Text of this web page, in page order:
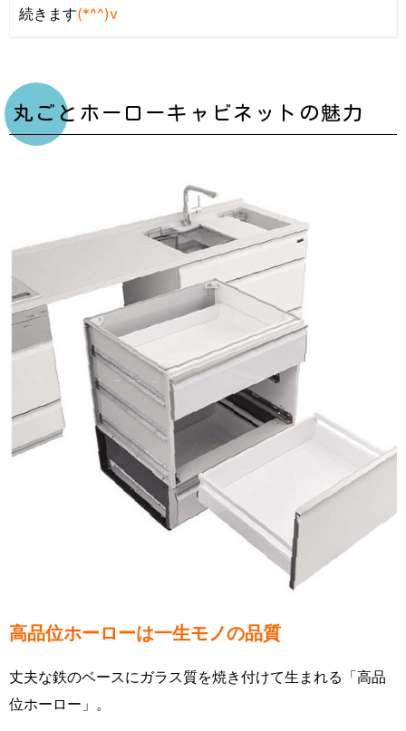
続きます(*^^)v
丸ごとホーローキャビネットの魅力
高品位ホーローは一生モノの品質
丈夫な鉄のベースにガラス質を焼き付けて生まれる「高品
位ホーロー」。